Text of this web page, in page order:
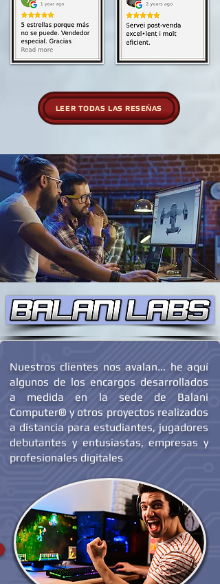
Nuestros clientes nos avalan... he aquí
algunos de los encargos desarrollados
a medida en la sede de Balani
Computer® y otros proyectos realizados
a distancia para estudiantes, jugadores
debutantes y entusiastas, empresas y
profesionales digitales